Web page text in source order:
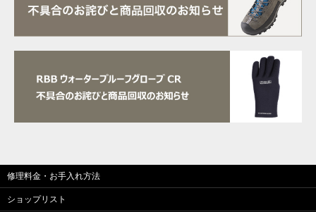
修理料金・お手入れ方法
ショップリスト